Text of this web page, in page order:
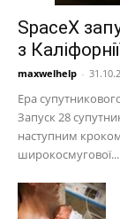
SpaceX
з
maxwelhelp -
Ера
Запуск 28
наступним кроком
широкосмугової...